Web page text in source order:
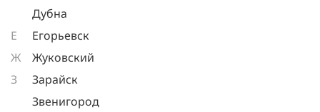
Дубна
Е
Егорьевск
Ж
Жуковский
З
Зарайск
Звенигород